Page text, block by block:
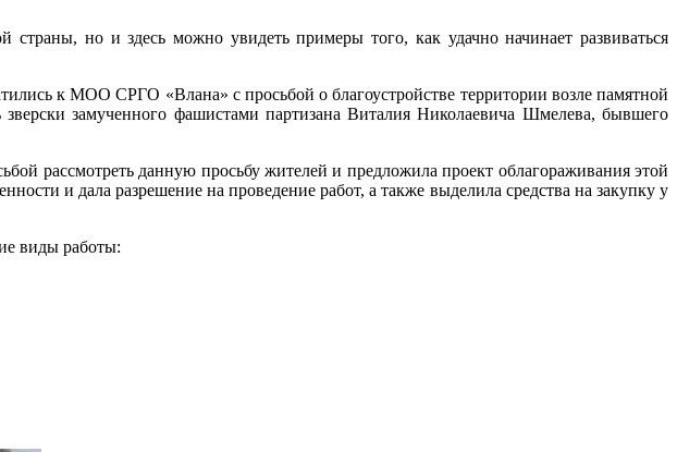
но и здесь можно увидеть примеры того, как удачно начинает развиваться
к МОО СРГО «Влана» с просьбой о благоустройстве территории возле памятной
замученного фашистами партизана Виталия Николаевича Шмелева, бывшего
рассмотреть данную просьбу жителей и предложила проект облагораживания этой
и дала разрешение на проведение работ, а также выделила средства на закупку у
виды работы: